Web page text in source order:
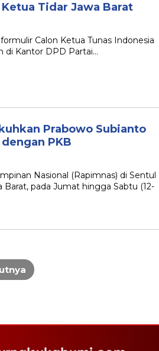
Tidar Jawa Barat
Calon Ketua Tunas Indonesia
di Kantor DPD Partai…
Prabowo Subianto
PKB
Nasional (Rapimnas) di Sentul
pada Jumat hingga Sabtu (12-